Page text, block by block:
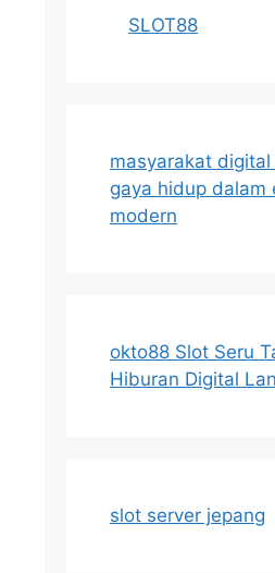
SLOT88
masyarakat
gaya hidup dalam
modern
okto88 Slot Seru
Hiburan Digital
slot server jepang